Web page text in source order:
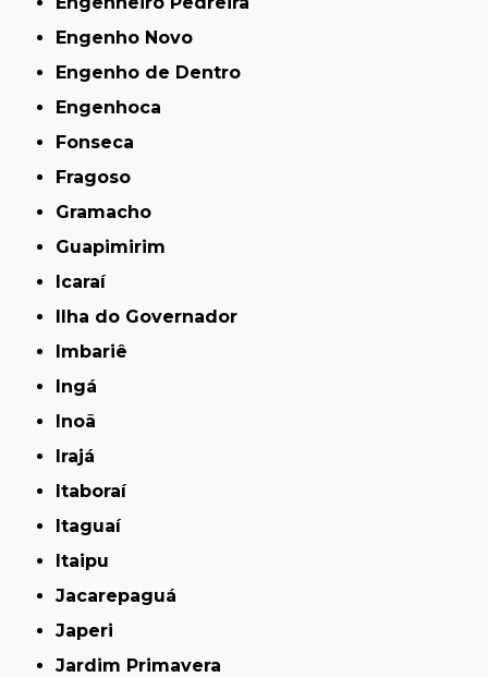
Engenho Novo
Engenho de Dentro
Engenhoca
Fonseca
Fragoso
Gramacho
Guapimirim
Icaraí
Ilha do Governador
Imbariê
Ingá
Inoã
Irajá
Itaboraí
Itaguaí
Itaipu
Jacarepaguá
Japeri
Jardim Primavera